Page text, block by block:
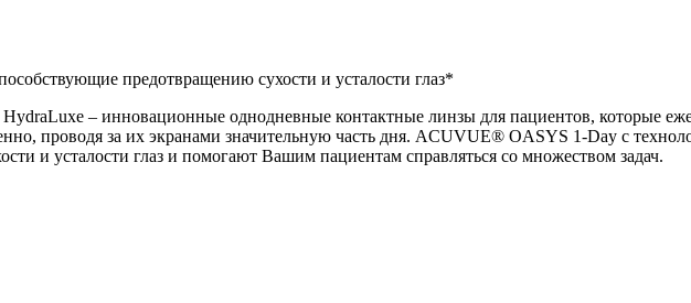
предотвращению сухости и усталости глаз*
– инновационные однодневные контактные линзы для пациентов, которые
проводя за их экранами значительную часть дня. ACUVUE® OASYS 1-Day c
и усталости глаз и помогают Вашим пациентам справляться со множеством задач.